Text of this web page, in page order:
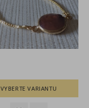
VYBERTE VARIANTU